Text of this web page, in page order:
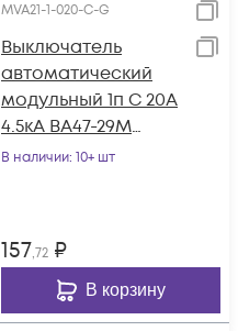
MVA21-1-020-C-G
Выключатель
автоматический
модульный 1п C 20А
4.5кА ВА47-29М
GENERICA MVA21-1-
В наличии: 10+ шт
157,72 ₽
В корзину